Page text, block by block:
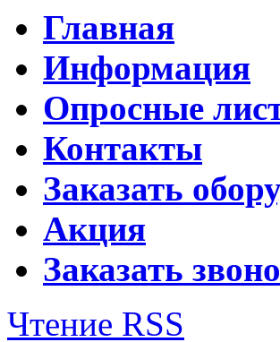
Главная
Информация
Опросные
Контакты
Заказать
Акция
Заказать
Чтение RSS